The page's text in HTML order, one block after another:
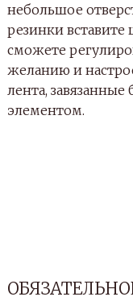
небольшое
резинки
сможете
желанию и
лента,
элементом.